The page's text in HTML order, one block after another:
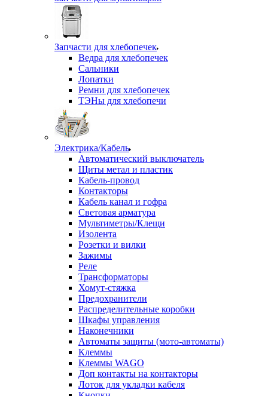
Запчасти для хлебопечек
Ведра для хлебопечек
Сальники
Лопатки
Ремни для хлебопечек
ТЭНы для хлебопечи
Электрика/Кабель
Автоматический выключатель
Щиты метал и пластик
Кабель-провод
Контакторы
Кабель канал и гофра
Световая арматура
Мультиметры/Клещи
Изолента
Розетки и вилки
Зажимы
Реле
Трансформаторы
Хомут-стяжка
Предохранители
Распределительные коробки
Шкафы управления
Наконечники
Автоматы защиты (мото-автоматы)
Клеммы
Клеммы WAGO
Доп контакты на контакторы
Лоток для укладки кабеля